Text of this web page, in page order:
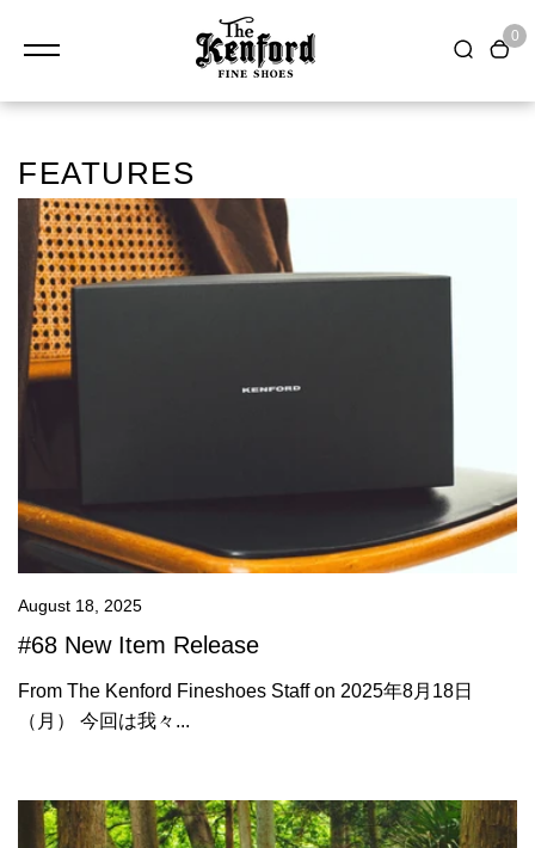
0
FEATURES
August 18, 2025
#68 New Item Release
From The Kenford Fineshoes Staff on 2025年8月18日
（月） 今回は我々...